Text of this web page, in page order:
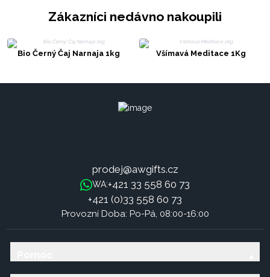
Zákazníci nedávno nakoupili
Bio Černý Čaj Narnaja 1kg Všímavá Meditace 1Kg
prodej@awgifts.cz
WA:+421 33 558 60 73
+421 (0)33 558 60 73
Provozní Doba: Po-Pá, 08:00-16:00